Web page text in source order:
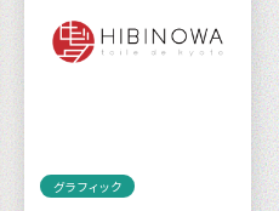
グラフィック